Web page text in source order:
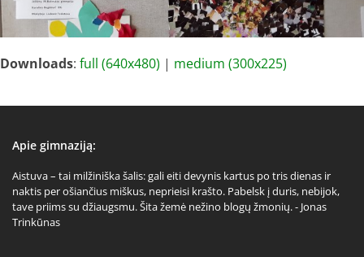
Downloads: full (640x480) | medium (300x225)
Apie gimnaziją:
Aistuva – tai milžiniška šalis: gali eiti devynis kartus po tris dienas ir
naktis per ošiančius miškus, neprieisi krašto. Pabelsk į duris, nebijok,
tave priims su džiaugsmu. Šita žemė nežino blogų žmonių. - Jonas
Trinkūnas